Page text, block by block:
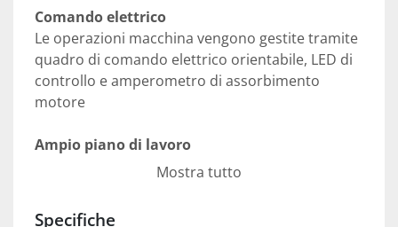
Comando elettrico
Le operazioni macchina vengono gestite tramite
quadro di comando elettrico orientabile, LED di
controllo e amperometro di assorbimento
motore
Ampio piano di lavoro
BS 350 GH è dotata di ampio spazio di lavoro con
incisioni, montato su ralla a rulli di 460mm con
Mostra tutto
Specifiche